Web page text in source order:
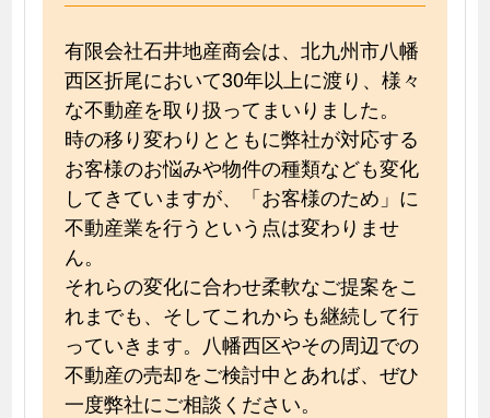
有限会社石井地産商会は、北九州市八幡
西区折尾において30年以上に渡り、様々
な不動産を取り扱ってまいりました。
時の移り変わりとともに弊社が対応する
お客様のお悩みや物件の種類なども変化
してきていますが、「お客様のため」に
不動産業を行うという点は変わりませ
ん。
それらの変化に合わせ柔軟なご提案をこ
れまでも、そしてこれからも継続して行
っていきます。八幡西区やその周辺での
不動産の売却をご検討中とあれば、ぜひ
一度弊社にご相談ください。